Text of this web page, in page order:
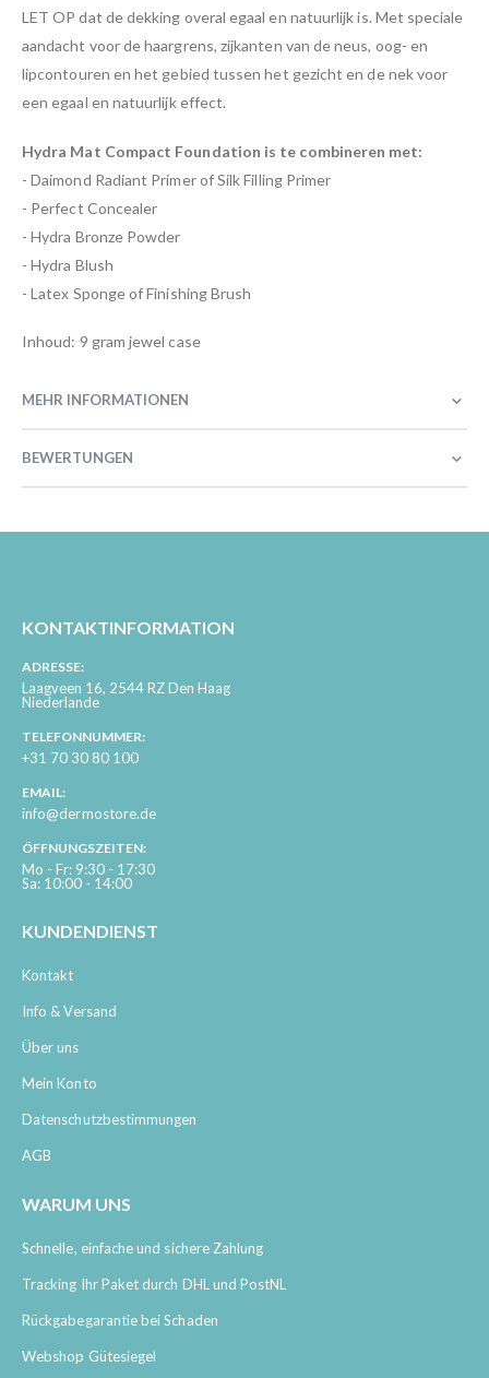
LET OP dat de dekking overal egaal en natuurlijk is. Met speciale
aandacht voor de haargrens, zijkanten van de neus, oog- en
lipcontouren en het gebied tussen het gezicht en de nek voor
een egaal en natuurlijk effect.
Hydra Mat Compact Foundation is te combineren met:
- Daimond Radiant Primer of Silk Filling Primer
- Perfect Concealer
- Hydra Bronze Powder
- Hydra Blush
- Latex Sponge of Finishing Brush
Inhoud: 9 gram jewel case
MEHR INFORMATIONEN
BEWERTUNGEN
KONTAKTINFORMATION
ADRESSE:
Laagveen 16, 2544 RZ Den Haag
Niederlande
TELEFONNUMMER:
+31 70 30 80 100
EMAIL:
info@dermostore.de
ÖFFNUNGSZEITEN:
Mo - Fr: 9:30 - 17:30
Sa: 10:00 - 14:00
KUNDENDIENST
Kontakt
Info & Versand
Über uns
Mein Konto
Datenschutzbestimmungen
AGB
WARUM UNS
Schnelle, einfache und sichere Zahlung
Tracking Ihr Paket durch DHL und PostNL
Rückgabegarantie bei Schaden
Webshop Gütesiegel